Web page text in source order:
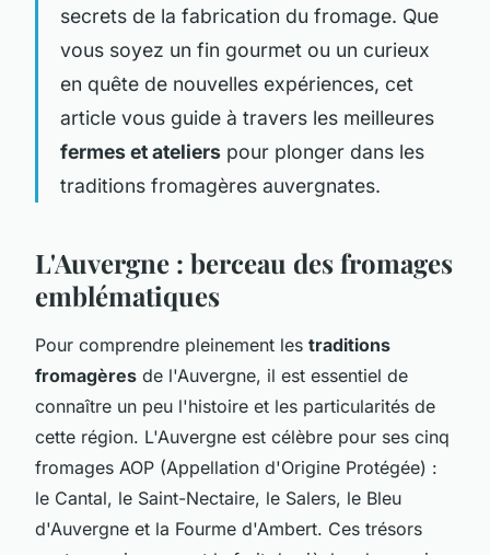
secrets de la fabrication du fromage. Que
vous soyez un fin gourmet ou un curieux
en quête de nouvelles expériences, cet
article vous guide à travers les meilleures
fermes et ateliers pour plonger dans les
traditions fromagères auvergnates.
L'Auvergne : berceau des fromages
emblématiques
Pour comprendre pleinement les traditions
fromagères de l'Auvergne, il est essentiel de
connaître un peu l'histoire et les particularités de
cette région. L'Auvergne est célèbre pour ses cinq
fromages AOP (Appellation d'Origine Protégée) :
le Cantal, le Saint-Nectaire, le Salers, le Bleu
d'Auvergne et la Fourme d'Ambert. Ces trésors